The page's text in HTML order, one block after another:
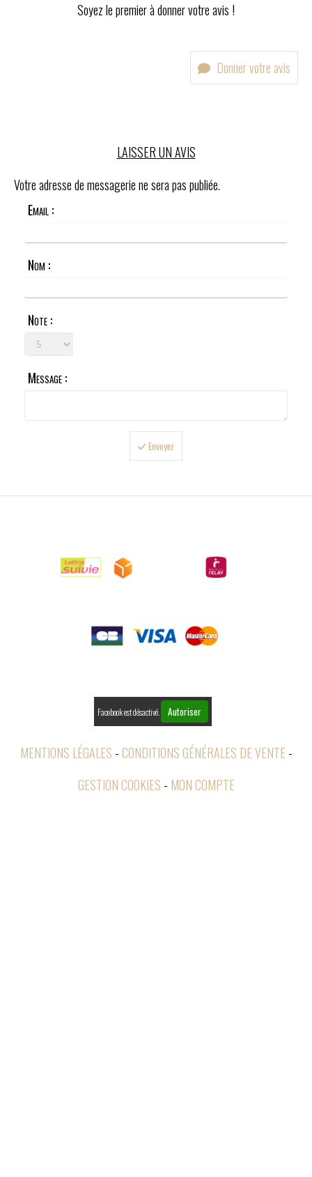
Soyez le premier à donner votre avis !
Donner votre avis
LAISSER UN AVIS
Votre adresse de messagerie ne sera pas publiée.
Email :
Nom :
Note :
Message :
Envoyer
Facebook est désactivé. Autoriser
MENTIONS LÉGALES CONDITIONS GÉNÉRALES DE VENTE
GESTION COOKIES
MON COMPTE